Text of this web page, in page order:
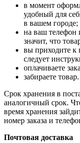
в момент
удобный для
в вашем городе;
на ваш телефон
значит, что
вы приходите к
следует
оплачиваете
забираете товар.
Срок хранения в
аналогичный срок.
время хранения
номер заказа и
Почтовая доставка